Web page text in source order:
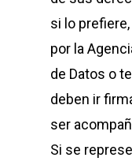
si lo
por la
de Datos o
deben ir
ser
Si se